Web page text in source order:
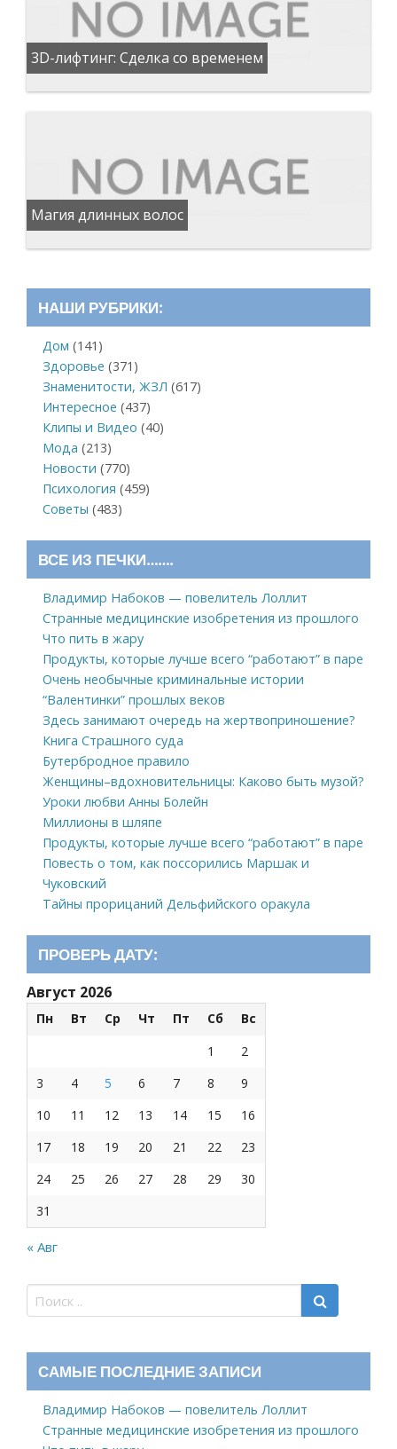
3D-лифтинг: Сделка со временем
Магия длинных волос
НАШИ РУБРИКИ:
Дом (141)
Здоровье (371)
Знаменитости, ЖЗЛ (617)
Интересное (437)
Клипы и Видео (40)
Мода (213)
Новости (770)
Психология (459)
Советы (483)
ВСЕ ИЗ ПЕЧКИ…….
Владимир Набоков — повелитель Лоллит
Странные медицинские изобретения из прошлого
Что пить в жару
Продукты, которые лучше всего “работают” в паре
Очень необычные криминальные истории
“Валентинки” прошлых веков
Здесь занимают очередь на жертвоприношение?
Книга Страшного суда
Бутербродное правило
Женщины–вдохновительницы: Каково быть музой?
Уроки любви Анны Болейн
Миллионы в шляпе
Продукты, которые лучше всего “работают” в паре
Повесть о том, как поссорились Маршак и
Чуковский
Тайны прорицаний Дельфийского оракула
ПРОВЕРЬ ДАТУ:
Август 2026
Пн Вт Ср Чт Пт Сб
Вс
1
2
3
4 5 6 7 8
9
10
11 12 13 14 15
16
17
18 19 20 21 22
23
24
25 26 27 28 29
30
31
« Авг
САМЫЕ ПОСЛЕДНИЕ ЗАПИСИ
Владимир Набоков — повелитель Лоллит
Странные медицинские изобретения из прошлого